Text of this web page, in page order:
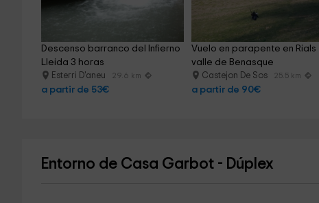
Descenso barranco del Infierno
Lleida 3 horas
Esterri D'aneu 29.6 km
a partir de 53€
Vuelo en parapente en Rials
valle de Benasque
Castejon De Sos 25.5 km
a partir de 90€
Entorno de Casa Garbot - Dúplex